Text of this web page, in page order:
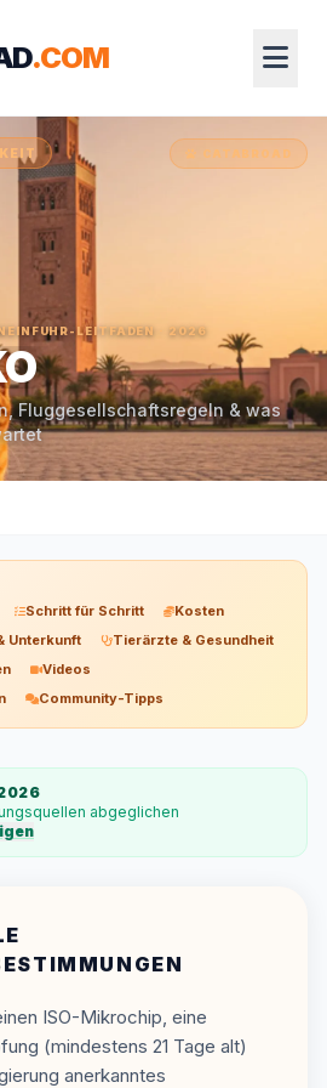
.COM
CATABROAD
LEITFADEN · 2026
Fluggesellschaftsregeln & was
Schritt für Schritt
Kosten
Unterkunft
Tierärzte & Gesundheit
Videos
Community-Tipps
abgeglichen
ISO-Mikrochip, eine
(mindestens 21 Tage alt)
anerkanntes